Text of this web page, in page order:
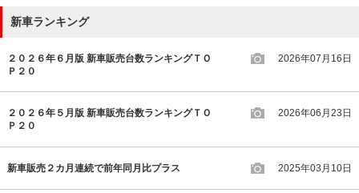
新車ランキング
２０２６年６月版 新車販売台数ランキングＴＯ
Ｐ２０
2026年07月16日
２０２６年５月版 新車販売台数ランキングＴＯ
Ｐ２０
2026年06月23日
新車販売２カ月連続で前年同月比プラス 2025年03月10日